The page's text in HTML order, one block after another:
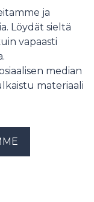
ja
Löydät sieltä
vapaasti
median
materiaali